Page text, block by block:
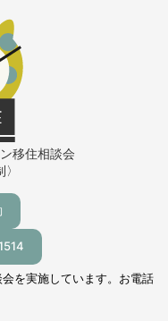
移住相談会
を実施しています。お電話